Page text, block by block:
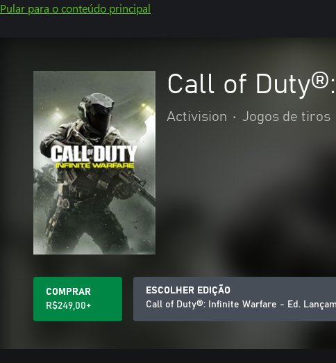
Pular para o conteúdo principal
Call of
Activision • Jogos de tiros
COMPRAR
R$249,00+
ESCOLHER EDIÇÃO
Call of Duty®: Infinite Warfare - Ed.